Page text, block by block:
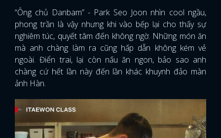
“Ông chủ Danbam” - Park Seo Joon nhìn cool ngầu,
phong trần là vậy nhưng khi vào bếp lại cho thấy sự
nghiêm túc, quyết tâm đến không ngờ. Những món ăn
mà anh chàng làm ra cũng hấp dẫn không kém vẻ
ngoài. Điển trai, lại còn nấu ăn ngon, bảo sao anh
chàng cứ hết lần này đến lần khác khuynh đảo màn
ảnh Hàn.